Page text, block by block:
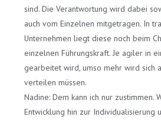
sind. Die Verantwortung wird dabei
auch vom Einzelnen mitgetragen. In
Unternehmen liegt diese noch beim
einzelnen Führungskraft. Je agiler in
gearbeitet wird, umso mehr wird sich
verteilen müssen.
Nadine: Dem kann ich nur zustimmen.
Entwicklung hin zur Individualisierung